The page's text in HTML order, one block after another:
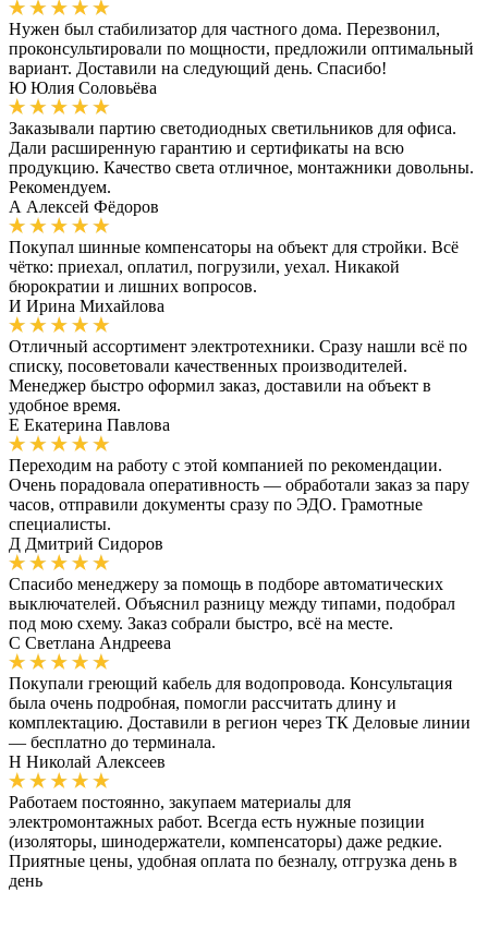
Нужен был стабилизатор для частного дома. Перезвонил,
проконсультировали по мощности, предложили оптимальный
вариант. Доставили на следующий день. Спасибо!
Ю Юлия Соловьёва
Заказывали партию светодиодных светильников для офиса.
Дали расширенную гарантию и сертификаты на всю
продукцию. Качество света отличное, монтажники довольны.
Рекомендуем.
А Алексей Фёдоров
Покупал шинные компенсаторы на объект для стройки. Всё
чётко: приехал, оплатил, погрузили, уехал. Никакой
бюрократии и лишних вопросов.
И Ирина Михайлова
Отличный ассортимент электротехники. Сразу нашли всё по
списку, посоветовали качественных производителей.
Менеджер быстро оформил заказ, доставили на объект в
удобное время.
Е Екатерина Павлова
Переходим на работу с этой компанией по рекомендации.
Очень порадовала оперативность — обработали заказ за пару
часов, отправили документы сразу по ЭДО. Грамотные
специалисты.
Д Дмитрий Сидоров
Спасибо менеджеру за помощь в подборе автоматических
выключателей. Объяснил разницу между типами, подобрал
под мою схему. Заказ собрали быстро, всё на месте.
С Светлана Андреева
Покупали греющий кабель для водопровода. Консультация
была очень подробная, помогли рассчитать длину и
комплектацию. Доставили в регион через ТК Деловые линии
— бесплатно до терминала.
Н Николай Алексеев
Работаем постоянно, закупаем материалы для
электромонтажных работ. Всегда есть нужные позиции
(изоляторы, шинодержатели, компенсаторы) даже редкие.
Приятные цены, удобная оплата по безналу, отгрузка день в
день